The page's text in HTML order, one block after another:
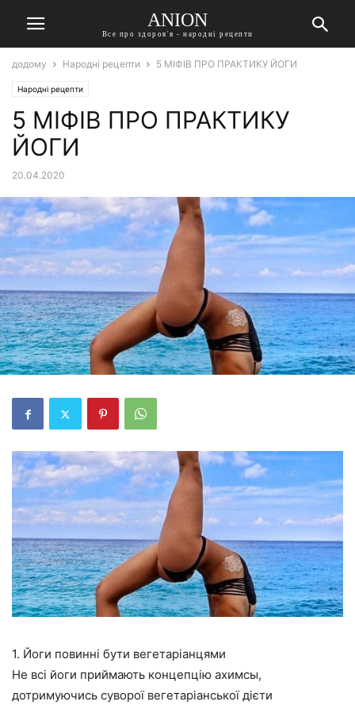
ANION
Все про здоров'я - народні рецепти
додому Народні рецепти 5 МІФІВ ПРО ПРАКТИКУ ЙОГИ
Народні рецепти
5 МІФІВ ПРО ПРАКТИКУ
ЙОГИ
20.04.2020
1. Йоги повинні бути вегетаріанцями
Не всі йоги приймають концепцію ахимсы,
дотримуючись суворої вегетаріанської дієти